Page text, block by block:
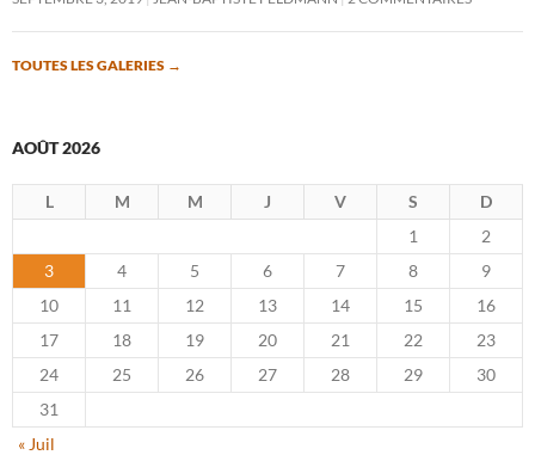
TOUTES LES GALERIES →
AOÛT 2026
L M M J V S
D
1
2
3
4 5 6 7 8
9
10
11 12 13 14 15
16
17
18 19 20 21 22
23
24
25 26 27 28 29
30
31
« Juil